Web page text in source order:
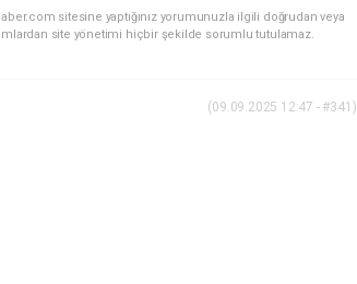
sitesine yaptığınız yorumunuzla ilgili doğrudan veya
site yönetimi hiçbir şekilde sorumlu tutulamaz.
(09.09.2025 12:47 - #341)